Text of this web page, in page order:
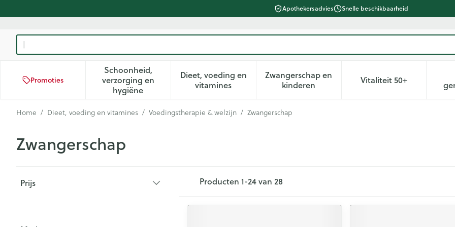
Apothekersadvies Snelle beschikbaarheid
Product, merk, categorie...
Promoties
Schoonheid,
verzorging en
hygiëneToon submenu voor Schoonheid, verzorging en hygiëne categorie
Dieet, voeding en
vitaminesToon submenu voor Dieet, voeding en vitamines categorie
Zwangerschap en
kinderenToon submenu voor Zwangerschap en
Vitaliteit 50+Toon submenu
Home / Dieet, voeding en vitamines / Voedingstherapie & welzijn / Zwangerschap
Zwangerschap
Prijs
Producten 1-24van 28